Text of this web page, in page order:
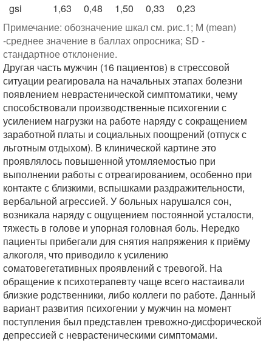
gsi
1,63 0,48 1,50 0,33
0,23
Примечание: обозначение шкал см. рис.1; М (mean)
-среднее значение в баллах опросника; SD -
стандартное отклонение.
Другая часть мужчин (16 пациентов) в стрессовой
ситуации реагировала на начальных этапах болезни
появлением неврастенической симптоматики, чему
способствовали производственные психогении с
усилением нагрузки на работе наряду с сокращением
заработной платы и социальных поощрений (отпуск с
льготным отдыхом). В клинической картине это
проявлялось повышенной утомляемостью при
выполнении работы с отреагированием, особенно при
контакте с близкими, вспышками раздражительности,
вербальной агрессией. У больных нарушался сон,
возникала наряду с ощущением постоянной усталости,
тяжесть в голове и упорная головная боль. Нередко
пациенты прибегали для снятия напряжения к приёму
алкоголя, что приводило к усилению
соматовегетативных проявлений с тревогой. На
обращение к психотерапевту чаще всего настаивали
близкие родственники, либо коллеги по работе. Данный
вариант развития психогении у мужчин на момент
поступления был представлен тревожно-дисфорической
депрессией с неврастеническими симптомами.